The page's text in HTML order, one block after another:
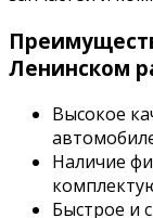
Ленинском
Высокое
Наличие
Быстрое и